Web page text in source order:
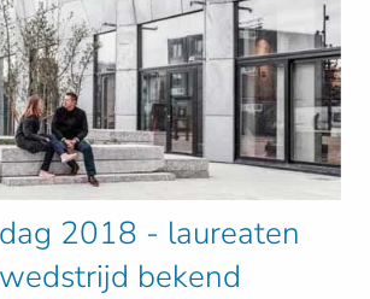
2018 - laureaten
bekend